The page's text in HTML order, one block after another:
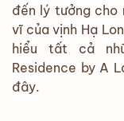
đến lý tưởng cho
vĩ của vịnh Hạ
hiểu tất cả
Residence by A
đây.